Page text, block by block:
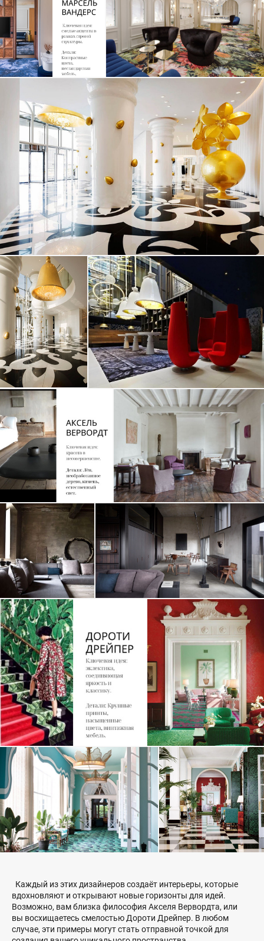
Каждый из этих дизайнеров создаёт интерьеры, которые
вдохновляют и открывают новые горизонты для идей.
Возможно, вам близка философия Акселя Вервордта, или
вы восхищаетесь смелостью Дороти Дрейпер. В любом
случае, эти примеры могут стать отправной точкой для